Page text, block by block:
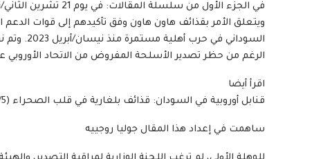
ويتعلق الأمر بقذائف هاون هاون وفق تأكيدهم إلى قوات
السوداني
الرغم من حظر تصدير الأسلحة المفروض من الاتحاد الأوروبي
اقرأ أيضا
قنابل أوروبية في السودان: قذائف بلغارية في قلب الصحراء (1/5)
ساهمت في إعداد هذا المقال جوليا روجييه